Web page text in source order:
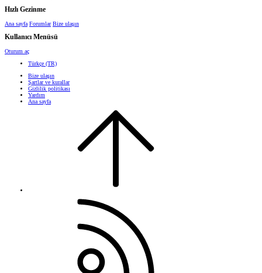
Hızlı Gezinme
Ana sayfa Forumlar Bize ulaşın
Kullanıcı Menüsü
Oturum aç
Türkçe (TR)
Bize ulaşın
Şartlar ve kurallar
Gizlilik politikası
Yardım
Ana sayfa